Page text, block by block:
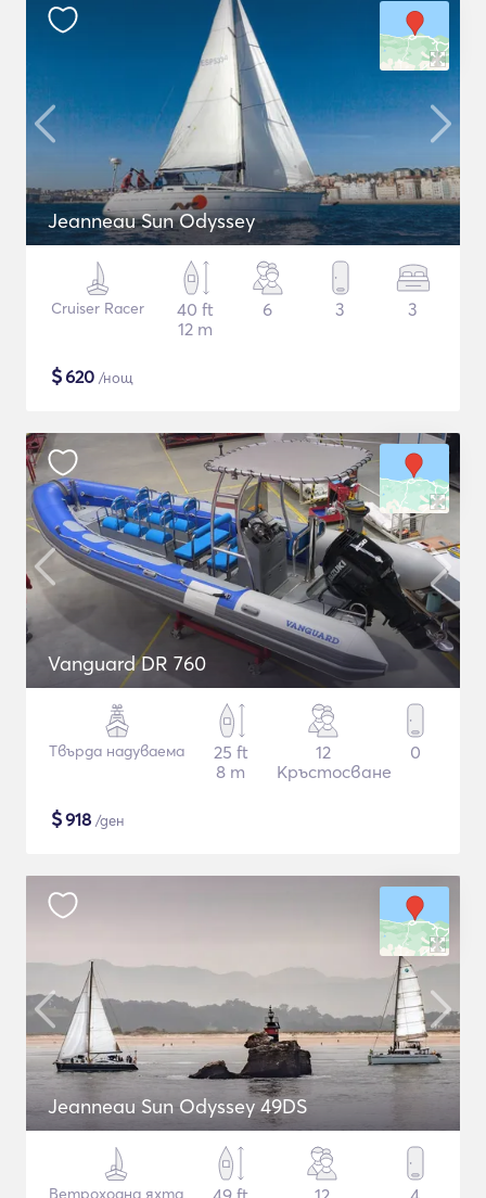
Jeanneau Sun Odyssey
Cruiser Racer
40 ft
12 m
6 3 3
$620 /нощ
Vanguard DR 760
Твърда надуваема
25 ft
8 m
12
Кръстосване
0
$918 /ден
Jeanneau Sun Odyssey 49DS
Ветроходна яхта